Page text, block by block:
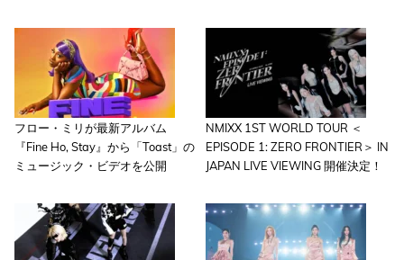
フロー・ミリが最新アルバム
『Fine Ho, Stay』から「Toast」の
ミュージック・ビデオを公開
NMIXX 1ST WORLD TOUR ＜
EPISODE 1: ZERO FRONTIER＞ IN
JAPAN LIVE VIEWING 開催決定！